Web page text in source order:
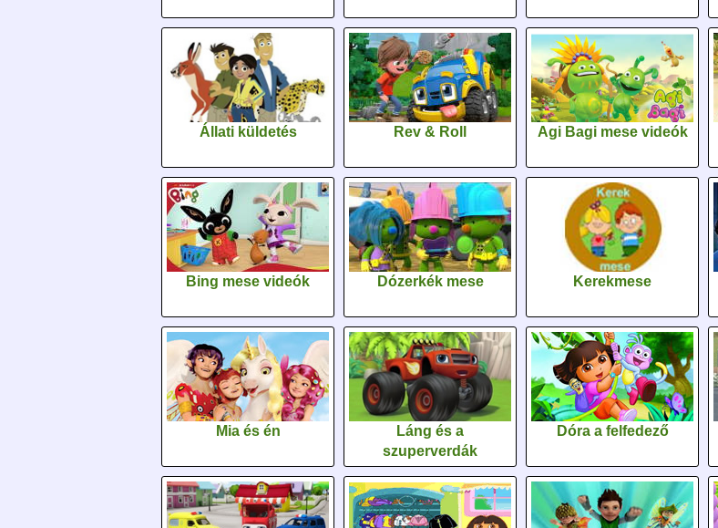
Állati küldetés Rev & Roll Agi Bagi mese videók
Bing mese videók Dózerkék mese Kerekmese
Mia és én
Láng és a
szuperverdák
Dóra a felfedező